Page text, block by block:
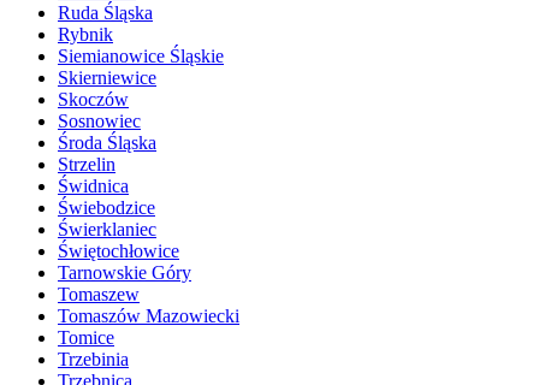
Ruda Śląska
Rybnik
Siemianowice Śląskie
Skierniewice
Skoczów
Sosnowiec
Środa Śląska
Strzelin
Świdnica
Świebodzice
Świerklaniec
Świętochłowice
Tarnowskie Góry
Tomaszew
Tomaszów Mazowiecki
Tomice
Trzebinia
Trzebnica